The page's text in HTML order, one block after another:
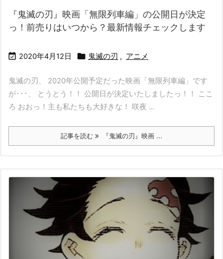
『鬼滅の刃』映画「無限列車編」の公開日が決定
っ！前売りはいつから？最新情報チェックします
 2020年4月12日  鬼滅の刃 , アニメ
鬼滅の刃、 2020年公開予定だった映画「無限列車編」です
が･･･、 とうとう！！ 公開日が決定いたしましたっ！！ ここ
ろ おおっ！主も私たちも大好きな！ 咲夜 ...
記事を読む 『鬼滅の刃』映画 ...